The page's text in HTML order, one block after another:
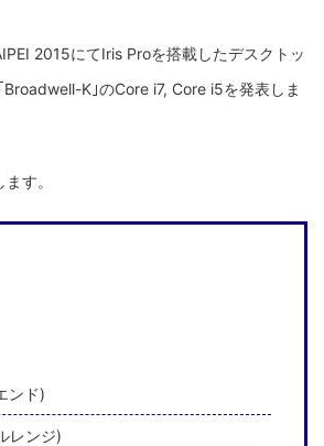
2015にてIris Proを搭載したデスクトッ
K｣のCore i7, Core i5を発表しま
す。
ンド)
レンジ)